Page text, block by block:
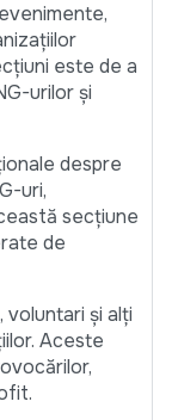
este de a
urilor și
despre
uri,
secțiune
de
voluntari și alți
Aceste